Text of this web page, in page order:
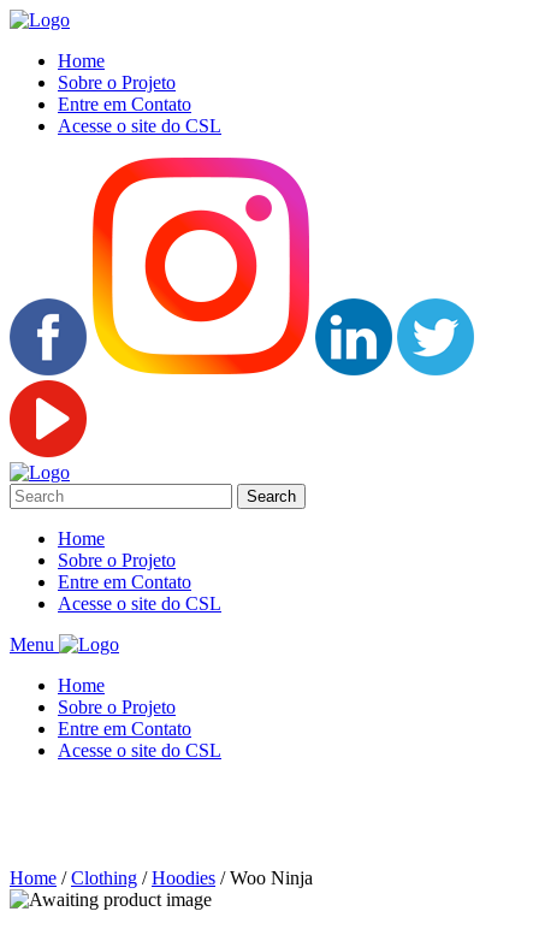
Home
Sobre o Projeto
Entre em Contato
Acesse o site do CSL
Home
Sobre o Projeto
Entre em Contato
Acesse o site do CSL
Menu
Home
Sobre o Projeto
Entre em Contato
Acesse o site do CSL
Home /Clothing /Hoodies / Woo Ninja